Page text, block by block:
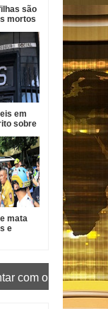
são
mortos
em
sobre
mata
e
com o